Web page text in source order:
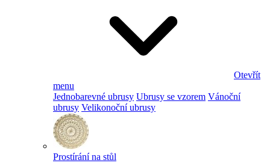
Otevřít
menu
Jednobarevné ubrusy Ubrusy se vzorem Vánoční
ubrusy Velikonoční ubrusy
Prostírání na stůl